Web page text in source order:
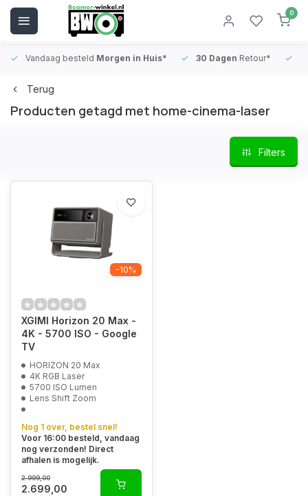
0
Vandaag besteld Morgen in Huis* 30 Dagen Retour*
Terug
Producten getagd met home-cinema-laser
Filters
-10%
XGIMI Horizon 20 Max -
4K - 5700 ISO - Google
TV
HORIZON 20 Max
4K RGB Laser
5700 ISO Lumen
Lens Shift Zoom
Nog 1 over, bestel snel!
Voor 16:00 besteld, vandaag
nog verzonden! Direct
afhalen is mogelijk.
2.999,00
2.699,00